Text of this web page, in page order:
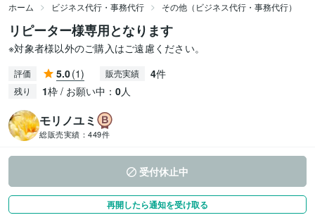
ホーム ビジネス代行・事務代行 その他（ビジネス代行・事務代行）
リピーター様専用となります
※対象者様以外のご購入はご遠慮ください。
評価 5.0(1) 販売実績 4件
残り 1枠 / お願い中： 0人
モリノユミ
総販売実績： 449件
受付休止中
再開したら通知を受け取る